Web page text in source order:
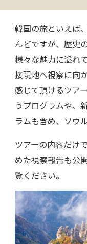
韓国の旅といえば
んどですが、歴史
様々な魅力に溢れ
接現地へ視察に向
感じて頂けるツア
うプログラムや、
ラムも含め、ソウ
ツアーの内容だけ
めた視察報告も公
覧ください。